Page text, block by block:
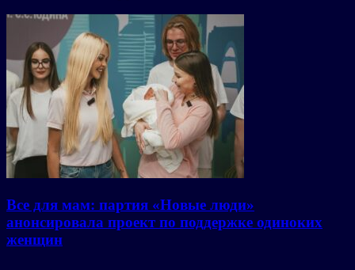
Все для мам: партия «Новые люди»
анонсировала проект по поддержке одиноких
женщин